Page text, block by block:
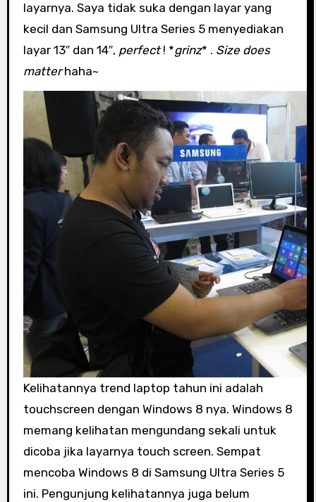
layarnya. Saya tidak suka dengan layar yang
kecil dan Samsung Ultra Series 5 menyediakan
layar 13″ dan 14″, perfect! *grinz* . Size does
matterhaha~
Kelihatannya trend laptop tahun ini adalah
touchscreen dengan Windows 8 nya. Windows 8
memang kelihatan mengundang sekali untuk
dicoba jika layarnya touch screen. Sempat
mencoba Windows 8 di Samsung Ultra Series 5
ini. Pengunjung kelihatannya juga belum